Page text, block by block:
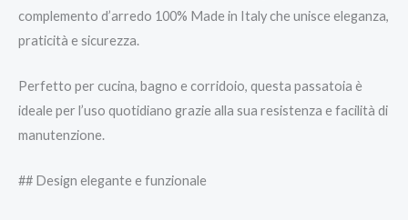
complemento d’arredo 100% Made in Italy che unisce eleganza,
praticità e sicurezza.
Perfetto per cucina, bagno e corridoio, questa passatoia è
ideale per l’uso quotidiano grazie alla sua resistenza e facilità di
manutenzione.
## Design elegante e funzionale